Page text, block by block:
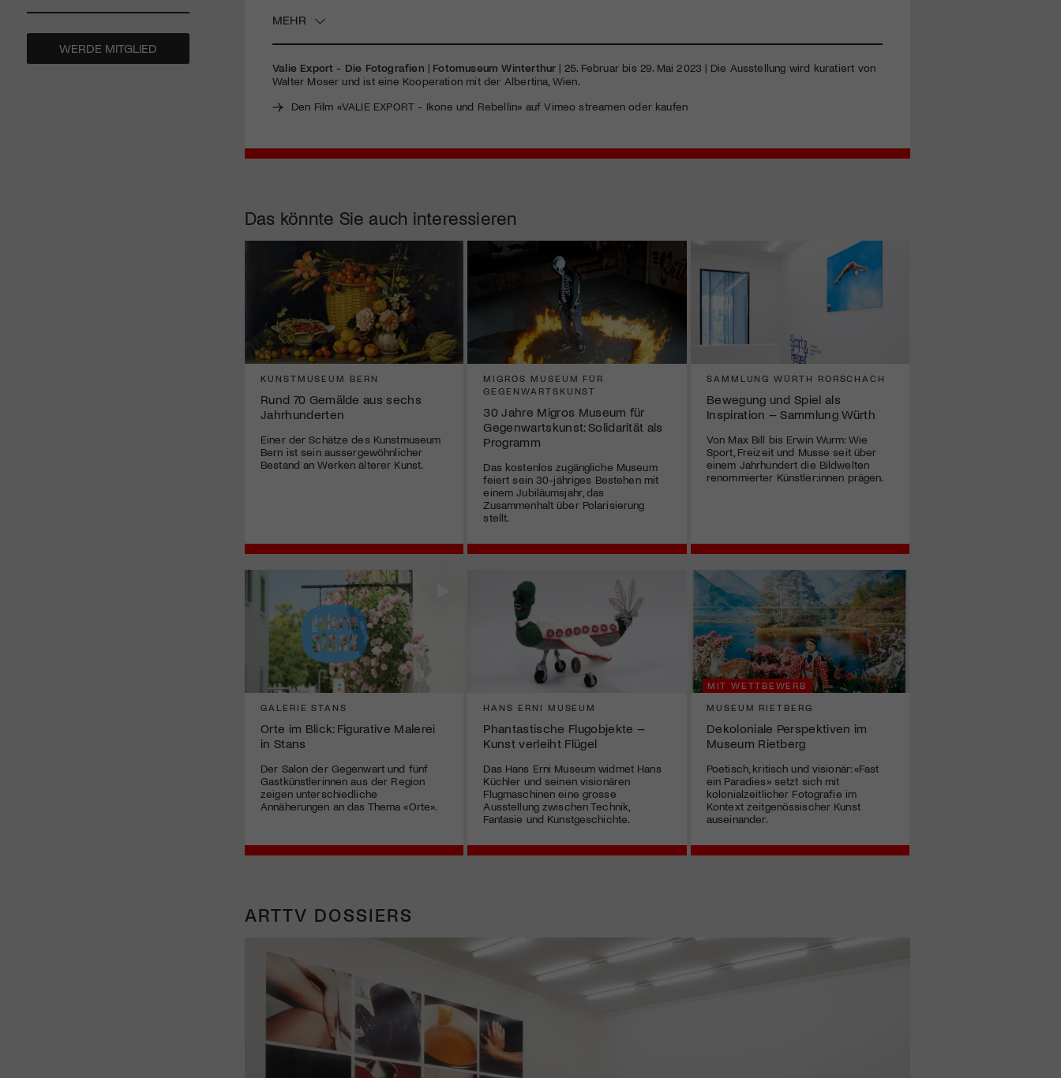
WERDE MITGLIED
MEHR
Valie Export - Die Fotografien | Fotomuseum Winterthur | 25. Februar bis 29. Mai 2023 | Die Ausstellung wird kuratiert von
Walter Moser und ist eine Kooperation mit der Albertina, Wien.
Den Film «VALIE EXPORT - Ikone und Rebellin» auf Vimeo streamen oder kaufen
Das könnte Sie auch interessieren
KUNSTMUSEUM BERN
Rund 70 Gemälde aus sechs
Jahrhunderten
Einer der Schätze des Kunstmuseum
Bern ist sein aussergewöhnlicher
Bestand an Werken älterer Kunst.
MIGROS MUSEUM FÜR
GEGENWARTSKUNST
30 Jahre Migros Museum für
Gegenwartskunst: Solidarität als
Programm
Das kostenlos zugängliche Museum
feiert sein 30-jähriges Bestehen mit
einem Jubiläumsjahr, das
Zusammenhalt über Polarisierung
stellt.
SAMMLUNG WÜRTH RORSCHACH
Bewegung und Spiel als
Inspiration – Sammlung Würth
Von Max Bill bis Erwin Wurm: Wie
Sport, Freizeit und Musse seit über
einem Jahrhundert die Bildwelten
renommierter Künstler:innen prägen.
GALERIE STANS
Orte im Blick: Figurative Malerei
in Stans
Der Salon der Gegenwart und fünf
Gastkünstlerinnen aus der Region
zeigen unterschiedliche
Annäherungen an das Thema «Orte».
HANS ERNI MUSEUM
Phantastische Flugobjekte –
Kunst verleiht Flügel
Das Hans Erni Museum widmet Hans
Küchler und seinen visionären
Flugmaschinen eine grosse
Ausstellung zwischen Technik,
Fantasie und Kunstgeschichte.
MIT WETTBEWERB
MUSEUM RIETBERG
Dekoloniale Perspektiven im
Museum Rietberg
Poetisch, kritisch und visionär: «Fast
ein Paradies» setzt sich mit
kolonialzeitlicher Fotografie im
Kontext zeitgenössischer Kunst
auseinander.
ARTTV DOSSIERS